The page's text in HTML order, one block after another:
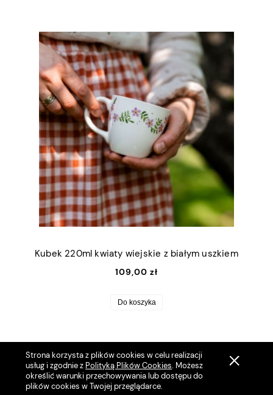
Strona korzysta z plików cookies w celu realizacji
usług i zgodnie z Polityką Plików Cookies. Możesz
określić warunki przechowywania lub dostępu do
plików cookies w Twojej przeglądarce.
Kubek 220ml kwiaty wiejskie z białym uszkiem
109,00 zł
Do koszyka